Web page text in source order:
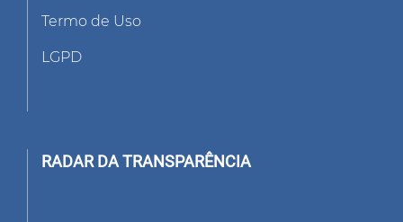
Termo de Uso
LGPD
RADAR DA TRANSPARÊNCIA